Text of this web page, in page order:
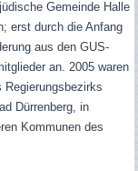
Gemeinde Halle
erst durch die Anfang
aus den GUS-
an. 2005 waren
Dürrenberg, in
Kommunen des